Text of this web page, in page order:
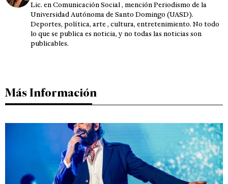
Lic. en Comunicación Social , mención Periodismo de la
Universidad Autónoma de Santo Domingo (UASD).
Deportes, política, arte , cultura, entretenimiento. No todo
lo que se publica es noticia, y no todas las noticias son
publicables.
Más Información